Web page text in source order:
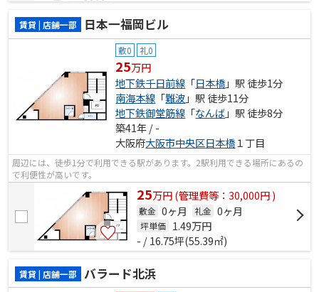
賃貸 | 店舗一部 日本一福岡ビル
敷0 礼0
25万円
地下鉄千日前線 「日本橋」駅 徒歩1分
南海本線 「難波」駅 徒歩11分
地下鉄御堂筋線 「なんば」駅 徒歩8分
築41年 / -
大阪府大阪市中央区日本橋１丁目
周辺には、徒歩1分で利用できる駅があります。2駅利用できる場所にあるの
で利便性が高いです。
25万円(管理費等：30,000円 )
敷金 0ヶ月 礼金 0ヶ月
坪単価 1.49万円
- / 16.75坪(55.39㎡)
賃貸 | 店舗一部 バラード北浜